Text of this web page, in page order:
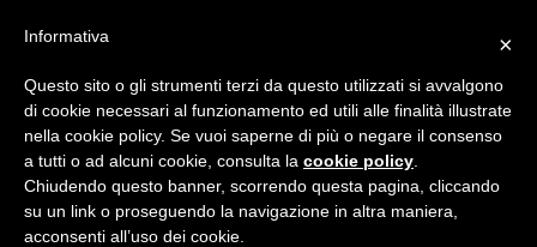
Tutte le categorie Cerca
×
Informativa
Questo sito o gli strumenti terzi da questo utilizzati si avvalgono
di cookie necessari al funzionamento ed utili alle finalità illustrate
nella cookie policy. Se vuoi saperne di più o negare il consenso
a tutti o ad alcuni cookie, consulta la cookie policy
Chiudendo questo banner, scorrendo questa pagina, cliccando
su un link o proseguendo la navigazione in altra maniera,
acconsenti all’uso dei cookie.